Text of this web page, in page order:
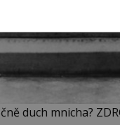
duch mnicha?